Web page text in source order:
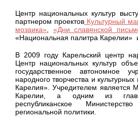
Центр национальных культур
партнером проектов Культурный
мозаика»
«Дни славянской
«Национальная палитра Карелии»
В 2009 году Карельский центр
Центр национальных культур
государственное автономное
народного творчества и
Карелия». Учредителем является
Карелии, а одним из
республиканское
региональной политики.